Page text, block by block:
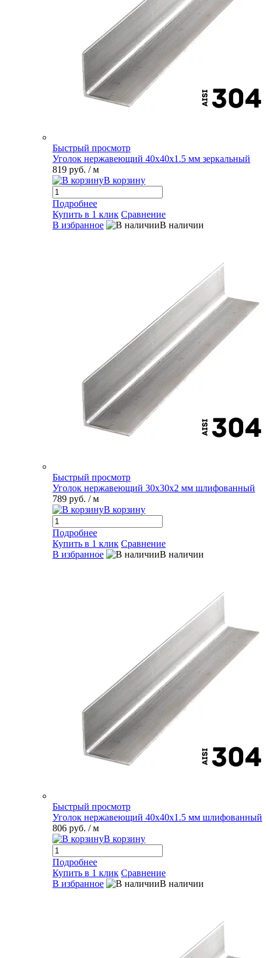
Быстрый просмотр
Уголок нержавеющий 40х40х1.5 мм зеркальный
819 руб. / м
В корзину
Подробнее
Купить в 1 клик Сравнение
В избранное
В наличии
Быстрый просмотр
Уголок нержавеющий 30х30х2 мм шлифованный
789 руб. / м
В корзину
Подробнее
Купить в 1 клик Сравнение
В избранное
В наличии
Быстрый просмотр
Уголок нержавеющий 40х40х1.5 мм шлифованный
806 руб. / м
В корзину
Подробнее
Купить в 1 клик Сравнение
В избранное
В наличии